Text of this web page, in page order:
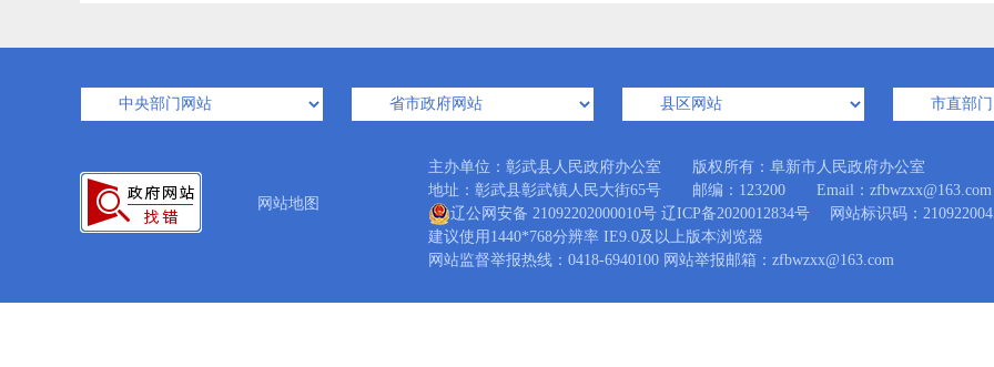
网站地图
主办单位：彰武县人民政府办公室 版权所有：阜新市人民政府办公室
地址：彰武县彰武镇人民大街65号 邮编：123200 Email：zfbwzxx@163.com
辽公网安备 21092202000010号 辽ICP备2020012834号 网站标识码：
建议使用1440*768分辨率 IE9.0及以上版本浏览器
网站监督举报热线：0418-6940100 网站举报邮箱：zfbwzxx@163.com